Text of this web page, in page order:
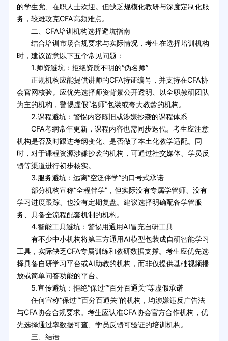
的学生党、在职人士欢迎。但缺乏规模化教研与深度定制化服
务，较难攻克CFA高频难点。
二、CFA培训机构选择避坑指南
结合培训市场合规要求与实际情况，考生在选择培训机构
时，建议留意以下五个常见问题：
1.师资避坑：拒绝资质不明的“伪名师”
正规机构应能提供讲师的CFA持证编号，并支持在CFA协
会官网核验。应优先选择师资背景公开透明、以全职教研团队
为主的机构，警惕虚假“名师”包装或夸大教龄的机构。
2.课程避坑：警惕内容陈旧或涉嫌抄袭的课程体系
CFA考纲常年更新，课程内容也需同步迭代。考生应注意
机构是否及时跟进考纲变化、是否做了本土化教学适配。同
时，对于课程资源涉嫌抄袭的机构，可通过社交媒体、学员反
馈等渠道进行初步核实。
3.服务避坑：远离“空泛伴学”的口号式承诺
部分机构宣称“全程伴学”，但实际没有专属学管师、没有
学习进度跟踪、也没有定期复盘。建议选择明确配备学管服
务、具备全流程配套机制的机构。
4.智能工具避坑：警惕用通用AI冒充自研工具
有不少中小机构将第三方通用AI模型包装成自研智能学习
工具，实际缺乏CFA专属训练和教研数据支撑。考生应优先选
择具备自研学习平台或AI助教的机构，而非仅提供基础视频播
放或简单问答功能的平台。
5.宣传避坑：拒绝“保过”“百分百通关”等虚假承诺
任何宣称“保过”“百分百通关”的机构，均涉嫌违反广告法
与CFA协会合规要求。考生应认准CFA协会官方合作机构，优
先选择通过率数据可查、学员反馈可验证的培训机构。
三、结语